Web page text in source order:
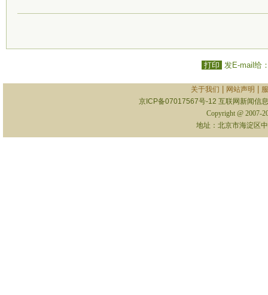
打印 发E-mail给
关于我们 网站声明
京ICP备07017567号-12 互联网新闻信
Copyright @ 2007-
地址：北京市海淀区